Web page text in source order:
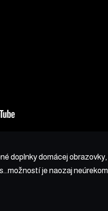
doplnky domácej
je naozaj